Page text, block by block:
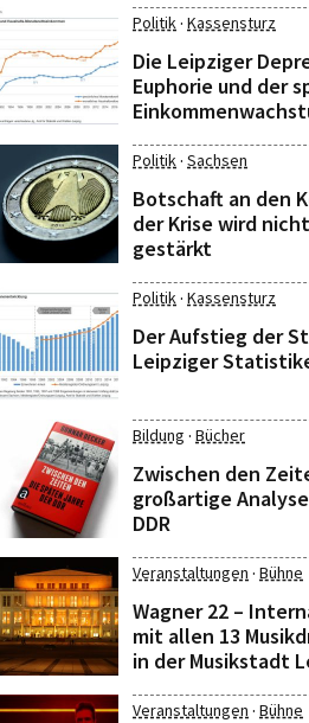
Politik· Kassensturz
Die Leipziger
Euphorie und der
Politik· Sachsen
Botschaft an den
der Krise wird
gestärkt
Politik· Kassensturz
Der Aufstieg der
Leipziger
Bildung · Bücher
Zwischen den
großartige
DDR
Veranstaltungen · Bühne
Wagner 22 –
mit allen 13
in der Musikstadt
Veranstaltungen · Bühne